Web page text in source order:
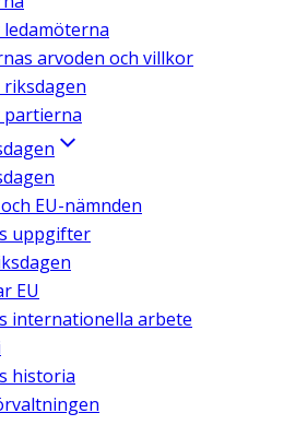
arvoden och villkor
partierna
EU-nämnden
uppgifter
EU
internationella arbete
historia